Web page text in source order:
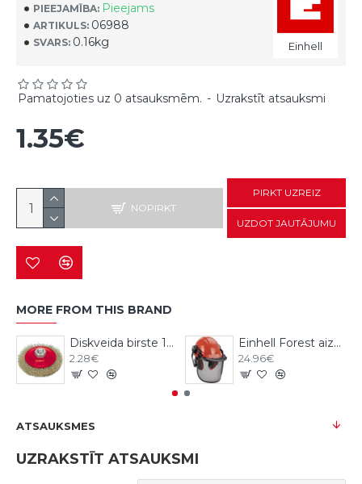
PIEEJAMĪBA: Pieejams
ARTIKULS: 06988
SVARS: 0.16kg Einhell
Pamatojoties uz 0 atsauksmēm. - Uzrakstīt atsauksmi
1.35€
NOPIRKT
PIRKT UZREIZ
UZDOT JAUTĀJUMU
MORE FROM THIS BRAND
Diskveida birste 115mm, M14, Vorel
2.28€
Einhell Forest aizsargķivere ar austiņām
24.96€
ATSAUKSMES
UZRAKSTĪT ATSAUKSMI